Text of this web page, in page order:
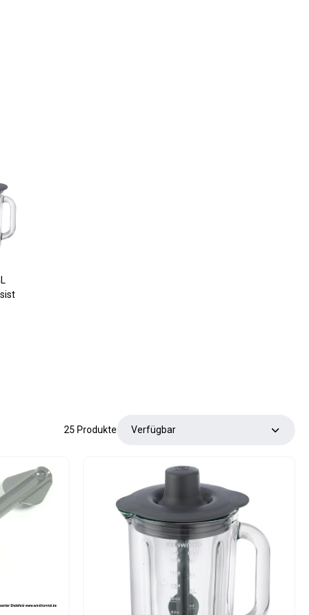
25 Produkte